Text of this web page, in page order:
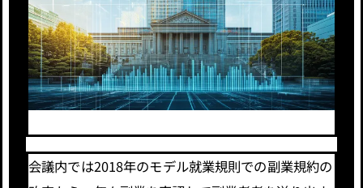
会議内では2018年のモデル就業規則での副業規約の